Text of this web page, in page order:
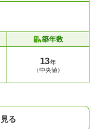
築年数
13年
（中央値）
る